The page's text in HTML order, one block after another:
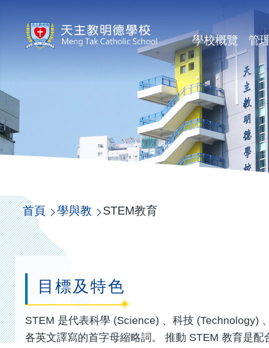
Main
學校概覽 管
導
航
連
結
首頁 學與教 STEM教育
目標及特色
STEM 是代表科學 (Science) 、科技 (Technology)
各英文譯寫的首字母縮略詞。 推動 STEM 教育是